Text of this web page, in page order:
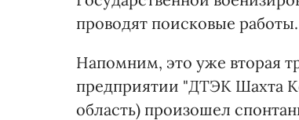
проводят поисковые работы.
Напомним, это уже вторая
предприятии "ДТЭК Шахта
область) произошел